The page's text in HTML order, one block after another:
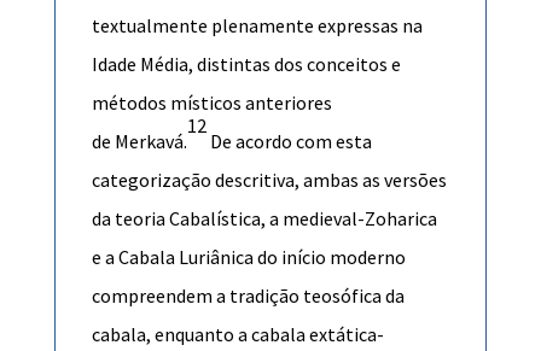
textualmente plenamente expressas na
Idade Média, distintas dos conceitos e
métodos místicos anteriores
de Merkavá.
12
De acordo com esta
categorização descritiva, ambas as versões
da teoria Cabalística, a medieval-Zoharica
e a Cabala Luriânica do início moderno
compreendem a tradição teosófica da
cabala, enquanto a cabala extática-